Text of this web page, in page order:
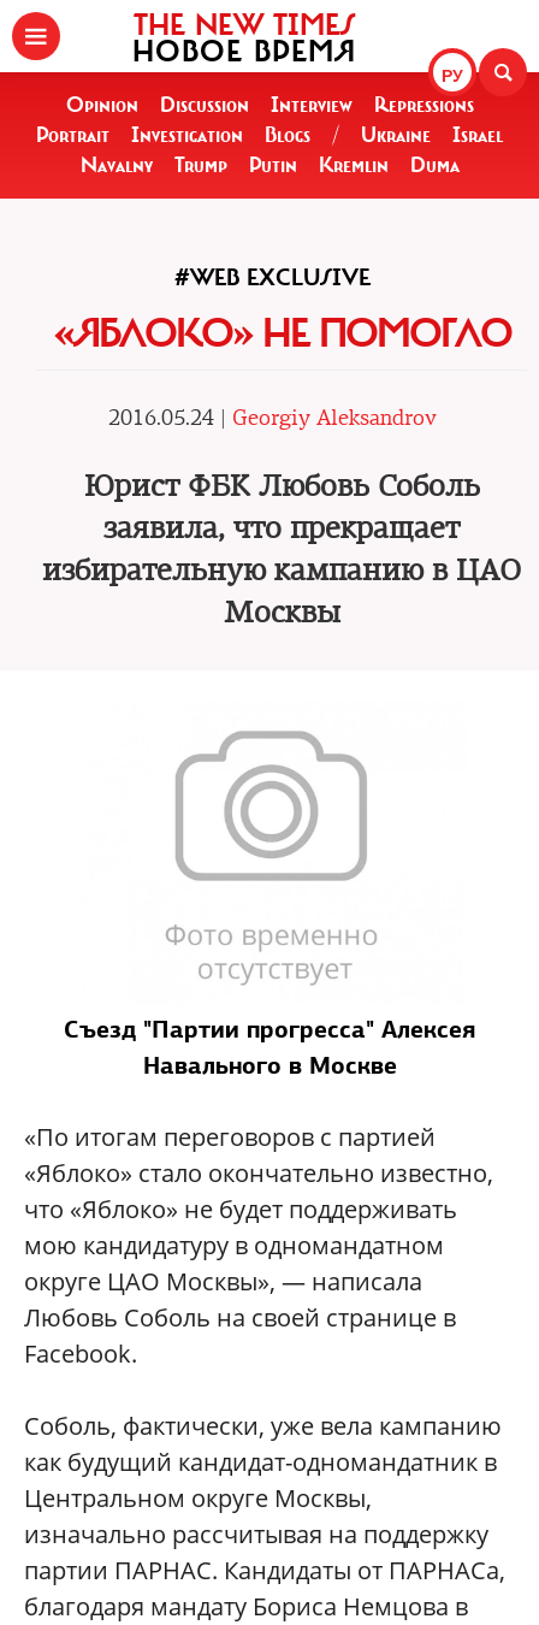
РУ
THE NEW TIMES
НОВОЕ ВРЕМЯ
Opinion Discussion Interview
Repressions
Portrait
Investigation Blogs / Ukraine
Israel
Navalny
Trump Putin Kremlin Duma
#WEB EXCLUSIVE
«ЯБЛОКО» НЕ ПОМОГЛО
2016.05.24 | Georgiy Aleksandrov
Юрист ФБК Любовь Соболь
заявила, что прекращает
избирательную кампанию в ЦАО
Москвы
Съезд "Партии прогресса" Алексея
Навального в Москве
«По итогам переговоров с партией
«Яблоко» стало окончательно известно,
что «Яблоко» не будет поддерживать
мою кандидатуру в одномандатном
округе ЦАО Москвы», — написала
Любовь Соболь на своей странице в
Facebook.
Соболь, фактически, уже вела кампанию
как будущий кандидат-одномандатник в
Центральном округе Москвы,
изначально рассчитывая на поддержку
партии ПАРНАС. Кандидаты от ПАРНАСа,
благодаря мандату Бориса Немцова в